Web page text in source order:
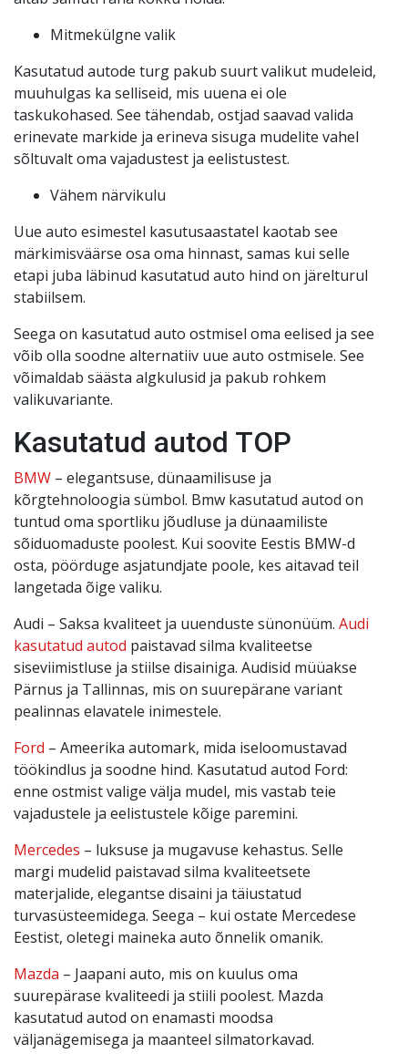
Mitmekülgne valik
Kasutatud autode turg pakub suurt valikut mudeleid,
muuhulgas ka selliseid, mis uuena ei ole
taskukohased. See tähendab, ostjad saavad valida
erinevate markide ja erineva sisuga mudelite vahel
sõltuvalt oma vajadustest ja eelistustest.
Vähem närvikulu
Uue auto esimestel kasutusaastatel kaotab see
märkimisväärse osa oma hinnast, samas kui selle
etapi juba läbinud kasutatud auto hind on järelturul
stabiilsem.
Seega on kasutatud auto ostmisel oma eelised ja see
võib olla soodne alternatiiv uue auto ostmisele. See
võimaldab säästa algkulusid ja pakub rohkem
valikuvariante.
Kasutatud autod TOP
BMW – elegantsuse, dünaamilisuse ja
kõrgtehnoloogia sümbol. Bmw kasutatud autod on
tuntud oma sportliku jõudluse ja dünaamiliste
sõiduomaduste poolest. Kui soovite Eestis BMW-d
osta, pöörduge asjatundjate poole, kes aitavad teil
langetada õige valiku.
Audi – Saksa kvaliteet ja uuenduste sünonüüm. Audi
kasutatud autod paistavad silma kvaliteetse
siseviimistluse ja stiilse disainiga. Audisid müüakse
Pärnus ja Tallinnas, mis on suurepärane variant
pealinnas elavatele inimestele.
Ford – Ameerika automark, mida iseloomustavad
töökindlus ja soodne hind. Kasutatud autod Ford:
enne ostmist valige välja mudel, mis vastab teie
vajadustele ja eelistustele kõige paremini.
Mercedes – luksuse ja mugavuse kehastus. Selle
margi mudelid paistavad silma kvaliteetsete
materjalide, elegantse disaini ja täiustatud
turvasüsteemidega. Seega – kui ostate Mercedese
Eestist, oletegi maineka auto õnnelik omanik.
Mazda – Jaapani auto, mis on kuulus oma
suurepärase kvaliteedi ja stiili poolest. Mazda
kasutatud autod on enamasti moodsa
väljanägemisega ja maanteel silmatorkavad.